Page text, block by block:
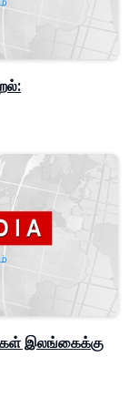
இலங்கைக்கு